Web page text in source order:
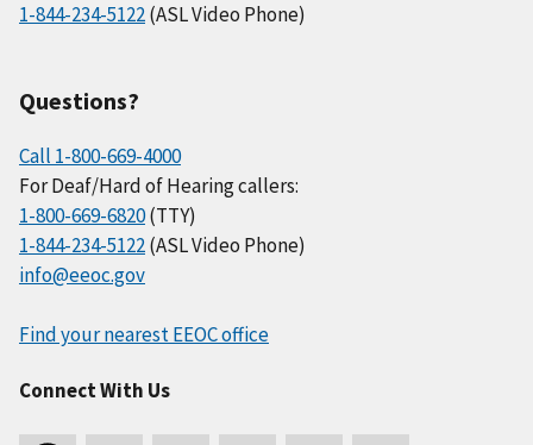
1-844-234-5122(ASL Video Phone)
Questions?
Call 1-800-669-4000
For Deaf/Hard of Hearing callers:
1-800-669-6820(TTY)
1-844-234-5122(ASL Video Phone)
info@eeoc.gov
Find your nearest EEOC office
Connect With Us